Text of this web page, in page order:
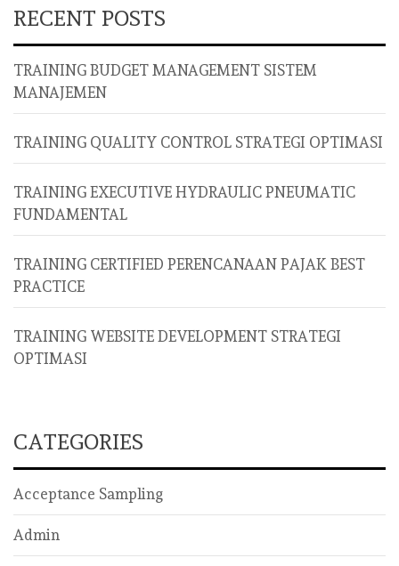
RECENT POSTS
TRAINING BUDGET MANAGEMENT SISTEM
MANAJEMEN
TRAINING QUALITY CONTROL STRATEGI OPTIMASI
TRAINING EXECUTIVE HYDRAULIC PNEUMATIC
FUNDAMENTAL
TRAINING CERTIFIED PERENCANAAN PAJAK BEST
PRACTICE
TRAINING WEBSITE DEVELOPMENT STRATEGI
OPTIMASI
CATEGORIES
Acceptance Sampling
Admin